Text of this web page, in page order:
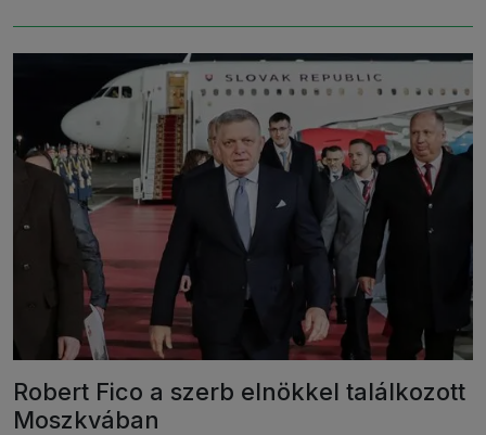
Robert Fico a szerb elnökkel találkozott
Moszkvában